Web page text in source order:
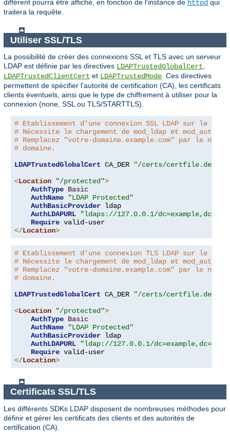
différent pourra être affiché, en fonction de l'instance de httpd qui
traitera la requête.
Utiliser SSL/TLS
La possibilité de créer des connexions SSL et TLS avec un serveur
LDAP est définie par les directives LDAPTrustedGlobalCert,
LDAPTrustedClientCert et LDAPTrustedMode. Ces directives
permettent de spécifier l'autorité de certification (CA), les certificats
clients éventuels, ainsi que le type de chiffrement à utiliser pour la
connexion (none, SSL ou TLS/STARTTLS).
# Etablissement d'une connexion SSL LDAP sur le
# Nécessite le chargement de mod_ldap et
# Remplacez "votre-domaine.example.com" par le nom
# domaine.
LDAPTrustedGlobalCert CA_DER
"/certs/certfile.der"
<Location "/protected">
AuthType Basic
AuthName
"LDAP Protected"
AuthBasicProvider ldap
AuthLDAPURL
"ldaps://127.0.0.1/
Require
</Location>
# Etablissement d'une connexion TLS LDAP sur le
# Nécessite le chargement de mod_ldap et
# Remplacez "votre-domaine.example.com" par le nom
# domaine.
LDAPTrustedGlobalCert CA_DER
"/certs/certfile.der"
<Location "/protected">
AuthType Basic
AuthName
"LDAP Protected"
AuthBasicProvider ldap
AuthLDAPURL
"ldap://127.0.0.1/
Require
</Location>
Certificats SSL/TLS
Les différents SDKs LDAP disposent de nombreuses méthodes pour
définir et gérer les certificats des clients et des autorités de
certification (CA).